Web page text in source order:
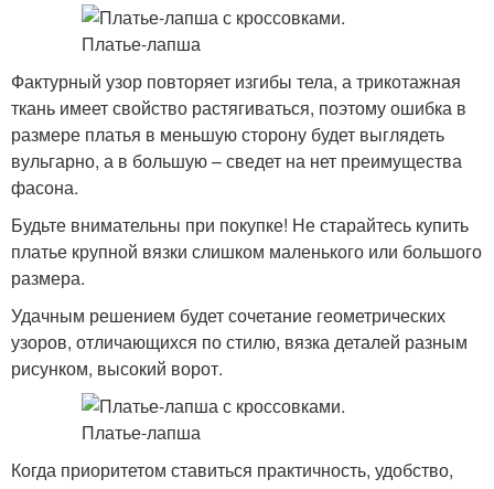
Фактурный узор повторяет изгибы тела, а трикотажная
ткань имеет свойство растягиваться, поэтому ошибка в
размере платья в меньшую сторону будет выглядеть
вульгарно, а в большую – сведет на нет преимущества
фасона.
Будьте внимательны при покупке! Не старайтесь купить
платье крупной вязки слишком маленького или большого
размера.
Удачным решением будет сочетание геометрических
узоров, отличающихся по стилю, вязка деталей разным
рисунком, высокий ворот.
Когда приоритетом ставиться практичность, удобство,